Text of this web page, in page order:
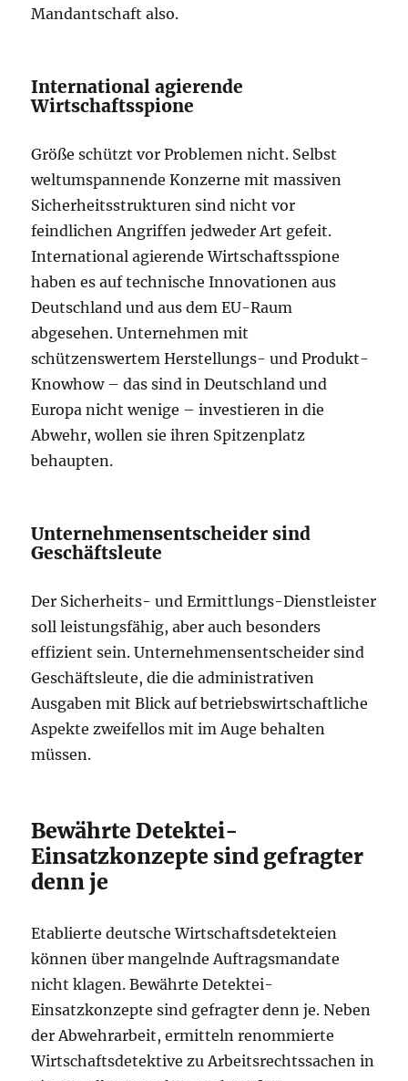
Mandantschaft also.
International agierende
Wirtschaftsspione
Größe schützt vor Problemen nicht. Selbst
weltumspannende Konzerne mit massiven
Sicherheitsstrukturen sind nicht vor
feindlichen Angriffen jedweder Art gefeit.
International agierende Wirtschaftsspione
haben es auf technische Innovationen aus
Deutschland und aus dem EU-Raum
abgesehen. Unternehmen mit
schützenswertem Herstellungs- und Produkt-
Knowhow – das sind in Deutschland und
Europa nicht wenige – investieren in die
Abwehr, wollen sie ihren Spitzenplatz
behaupten.
Unternehmensentscheider sind
Geschäftsleute
Der Sicherheits- und Ermittlungs-Dienstleister
soll leistungsfähig, aber auch besonders
effizient sein. Unternehmensentscheider sind
Geschäftsleute, die die administrativen
Ausgaben mit Blick auf betriebswirtschaftliche
Aspekte zweifellos mit im Auge behalten
müssen.
Bewährte Detektei-
Einsatzkonzepte sind gefragter
denn je
Etablierte deutsche Wirtschaftsdetekteien
können über mangelnde Auftragsmandate
nicht klagen. Bewährte Detektei-
Einsatzkonzepte sind gefragter denn je. Neben
der Abwehrarbeit, ermitteln renommierte
Wirtschaftsdetektive zu Arbeitsrechtssachen in